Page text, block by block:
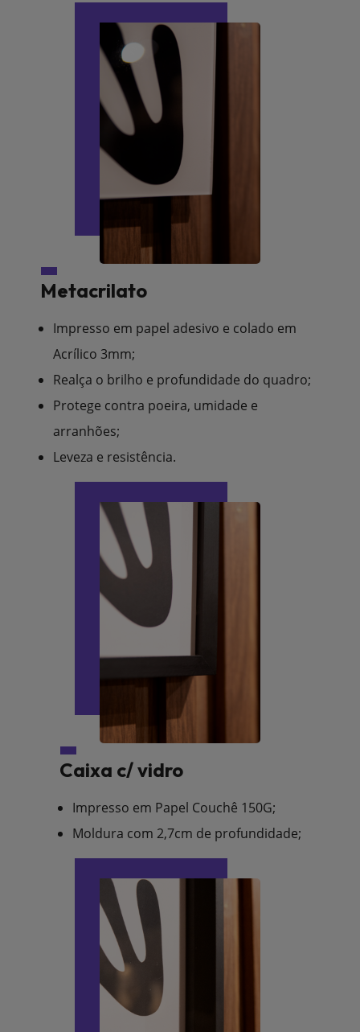
Metacrilato
Impresso em papel adesivo e colado em
Acrílico 3mm;
Realça o brilho e profundidade do quadro;
Protege contra poeira, umidade e
arranhões;
Leveza e resistência.
Caixa c/ vidro
Impresso em Papel Couchê 150G;
Moldura com 2,7cm de profundidade;